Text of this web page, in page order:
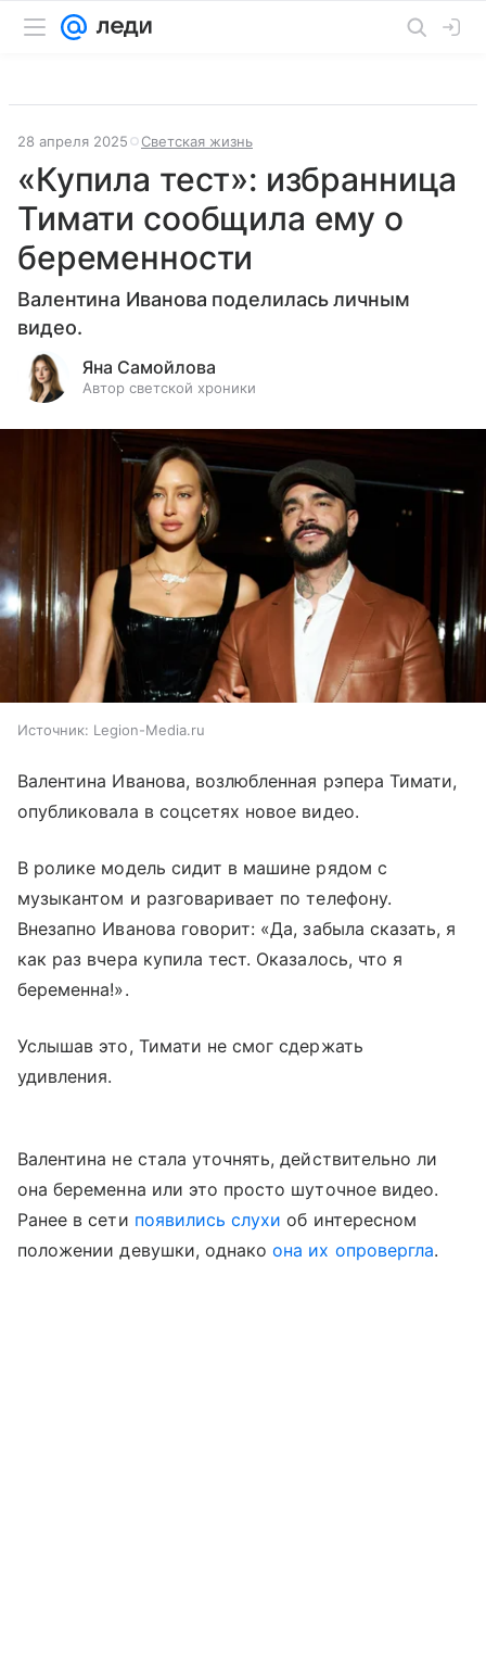
28 апреля 2025 Светская жизнь
«Купила тест»: избранница
Тимати сообщила ему о
беременности
Валентина Иванова поделилась личным
видео.
Яна Самойлова
Автор светской хроники
Источник: Legion-Media.ru
Валентина Иванова, возлюбленная рэпера Тимати,
опубликовала в соцсетях новое видео.
В ролике модель сидит в машине рядом с
музыкантом и разговаривает по телефону.
Внезапно Иванова говорит: «Да, забыла сказать, я
как раз вчера купила тест. Оказалось, что я
беременна!».
Услышав это, Тимати не смог сдержать
удивления.
Валентина не стала уточнять, действительно ли
она беременна или это просто шуточное видео.
Ранее в сети появились слухи об интересном
положении девушки, однакоона их опровергла.